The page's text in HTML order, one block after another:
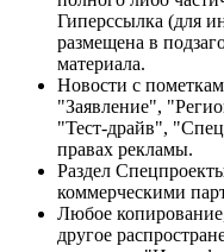
Гиперссылка (для
размещена в
материала.
Новости с
"Заявление",
"Тест-драйв",
правах рекламы.
Раздел
коммерческими
Любое
другое